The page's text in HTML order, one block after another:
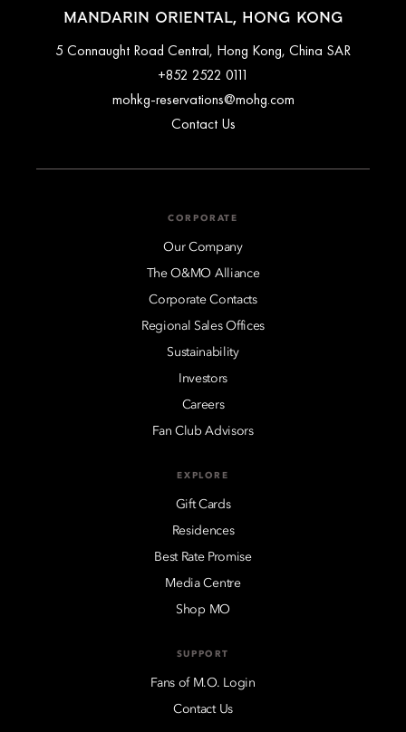
MANDARIN ORIENTAL, HONG KONG
5 Connaught Road Central, Hong Kong, China SAR
+852 2522 0111
mohkg-reservations@mohg.com
Contact Us
CORPORATE
Our Company
The O&MO Alliance
Corporate Contacts
Regional Sales Offices
Sustainability
Investors
Careers
Fan Club Advisors
EXPLORE
Gift Cards
Residences
Best Rate Promise
Media Centre
Shop MO
SUPPORT
Fans of M.O. Login
Contact Us